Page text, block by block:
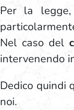
Per la
Nel caso del
intervenendo
Dedico quindi
noi.